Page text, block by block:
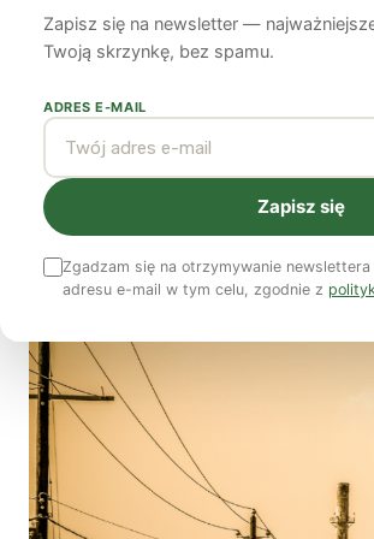
Raport
Anna Lan16 lutego 2022
Zapisz się na newsletter —
Twoją skrzynkę, bez spamu.
ADRES E-MAIL
Zapisz się
Zgadzam się na otrzymywanie
adresu e-mail w tym celu, zgodnie z